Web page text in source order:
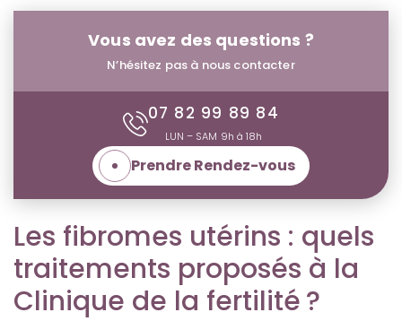
Vous avez des questions ?
N’hésitez pas à nous contacter
07 82 99 89 84
LUN – SAM 9h à 18h
Prendre Rendez-vous
Les fibromes utérins : quels
traitements proposés à la
Clinique de la fertilité ?